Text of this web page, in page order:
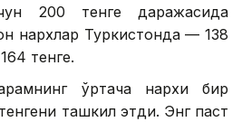
200 тенге даражасида
нархлар Туркистонда — 138
тенге.
ўртача нархи бир
ташкил этди. Энг паст